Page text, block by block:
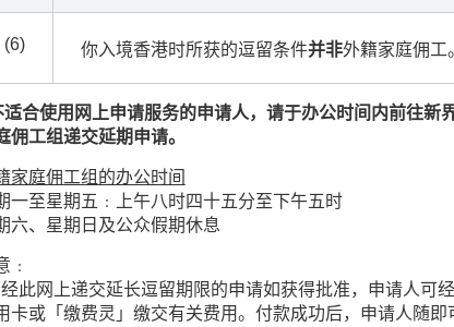
(6) 你入境香港时所获的逗留条件并非外籍家庭佣工
适合使用网上申请服务的申请人，请于办公时间内前往
佣工组递交延期申请。
家庭佣工组的办公时间
一至星期五﹕上午八时四十五分至下午五时
六、星期日及公众假期休息
﹕
此网上递交延长逗留期限的申请如获得批准，申请人可经
卡或「缴费灵」缴交有关费用。付款成功后，申请人随